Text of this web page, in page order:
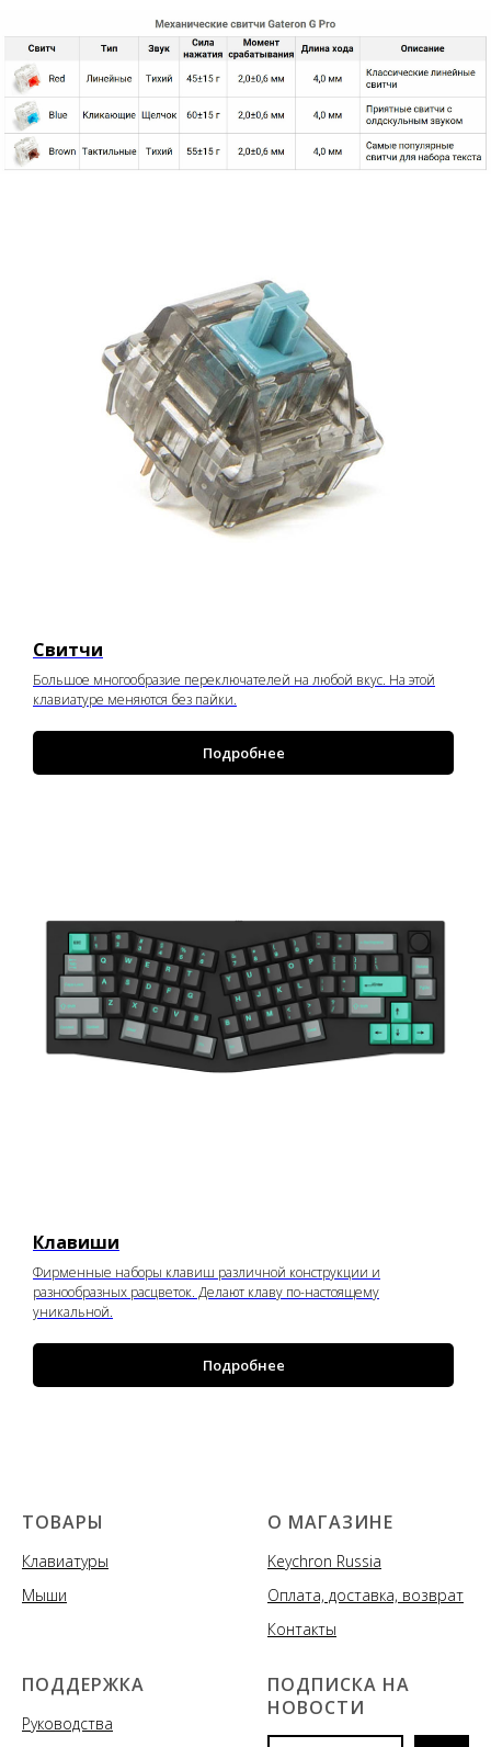
Свитчи
Большое многообразие переключателей на любой вкус. На этой
клавиатуре меняются без пайки.
Подробнее
Клавиши
Фирменные наборы клавиш различной конструкции и
разнообразных расцветок. Делают клаву по-настоящему
уникальной.
Подробнее
ТОВАРЫ
Клавиатуры
Мыши
О МАГАЗИНЕ
Keychron Russia
Оплата, доставка, возврат
Контакты
ПОДДЕРЖКА
Руководства
ПОДПИСКА НА
НОВОСТИ